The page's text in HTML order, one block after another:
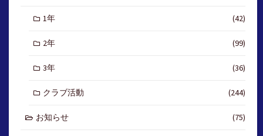
1年 (42)
2年 (99)
3年 (36)
クラブ活動 (244)
お知らせ (75)